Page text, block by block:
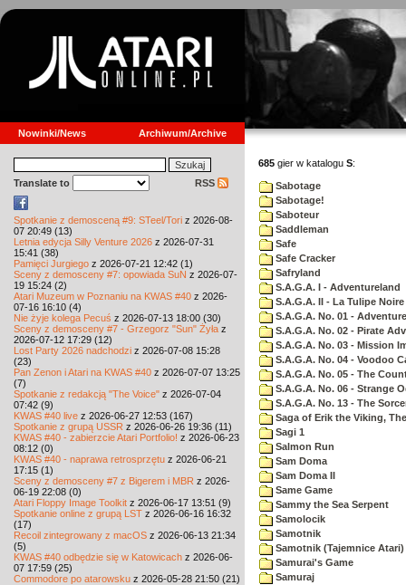
Nowinki/News Archiwum/Archive
Translate to RSS
Spotkanie z demosceną #9: STeel/Tori z 2026-08-
07 20:49 (13)
Letnia edycja Silly Venture 2026 z 2026-07-31
15:41 (38)
Pamięci Jurgiego z 2026-07-21 12:42 (1)
Sceny z demosceny #7: opowiada SuN z 2026-07-
19 15:24 (2)
Atari Muzeum w Poznaniu na KWAS #40 z 2026-
07-16 16:10 (4)
Nie żyje kolega Pecuś z 2026-07-13 18:00 (30)
Sceny z demosceny #7 - Grzegorz "Sun" Żyła z
2026-07-12 17:29 (12)
Lost Party 2026 nadchodzi z 2026-07-08 15:28
(23)
Pan Zenon i Atari na KWAS #40 z 2026-07-07 13:25
(7)
Spotkanie z redakcją "The Voice" z 2026-07-04
07:42 (9)
KWAS #40 live z 2026-06-27 12:53 (167)
Spotkanie z grupą USSR z 2026-06-26 19:36 (11)
KWAS #40 - zabierzcie Atari Portfolio! z 2026-06-23
08:12 (0)
KWAS #40 - naprawa retrosprzętu z 2026-06-21
17:15 (1)
Sceny z demosceny #7 z Bigerem i MBR z 2026-
06-19 22:08 (0)
Atari Floppy Image Toolkit z 2026-06-17 13:51 (9)
Spotkanie online z grupą LST z 2026-06-16 16:32
(17)
Recoil zintegrowany z macOS z 2026-06-13 21:34
(5)
KWAS #40 odbędzie się w Katowicach z 2026-06-
07 17:59 (25)
Commodore po atarowsku z 2026-05-28 21:50 (21)
685 gier w katalogu S:
Sabotage
Sabotage!
Saboteur
Saddleman
Safe
Safe Cracker
Safryland
S.A.G.A. I - Adventureland
S.A.G.A. II - La Tulipe Noire
S.A.G.A. No. 01 -
S.A.G.A. No. 02 - Pirate
S.A.G.A. No. 03 - Mission
S.A.G.A. No. 04 - Voodoo
S.A.G.A. No. 05 - The
S.A.G.A. No. 06 - Strange
S.A.G.A. No. 13 - The
Saga of Erik the Viking, The
Sagi 1
Salmon Run
Sam Doma
Sam Doma II
Same Game
Sammy the Sea Serpent
Samolocik
Samotnik
Samotnik (Tajemnice Atari)
Samurai's Game
Samuraj